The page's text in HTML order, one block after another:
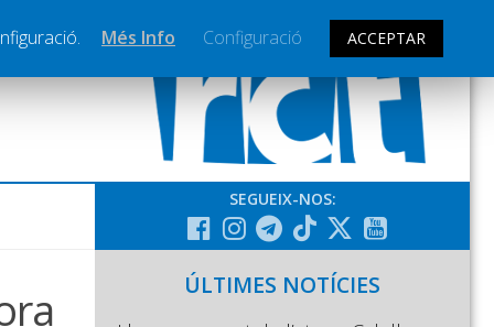
SEGUEIX-NOS:
ÚLTIMES NOTÍCIES
Més Info Configuració ACCEPTAR